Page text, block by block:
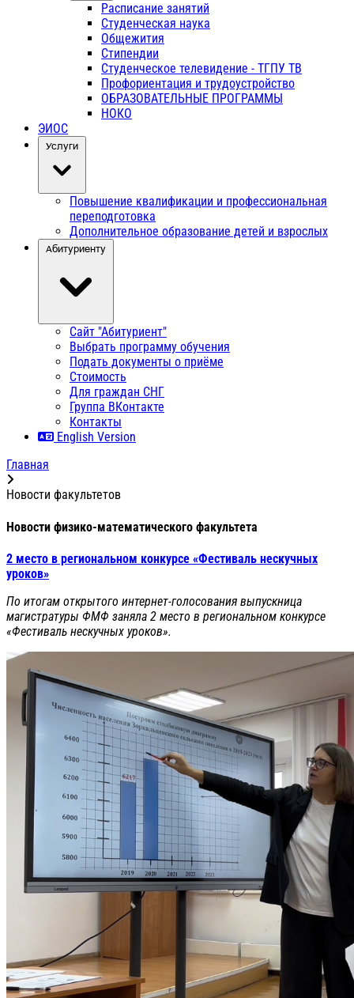
Расписание занятий
Студенческая наука
Общежития
Стипендии
Студенческое телевидение - ТГПУ ТВ
Профориентация и трудоустройство
ОБРАЗОВАТЕЛЬНЫЕ ПРОГРАММЫ
НОКО
ЭИОС
Услуги
Повышение квалификации и профессиональная
переподготовка
Дополнительное образование детей и взрослых
Абитуриенту
Сайт "Абитуриент"
Выбрать программу обучения
Подать документы о приёме
Стоимость
Для граждан СНГ
Группа ВКонтакте
Контакты
English Version
Главная
Новости факультетов
Новости физико-математического факультета
2 место в региональном конкурсе «Фестиваль нескучных
уроков»
По итогам открытого интернет-голосования выпускница
магистратуры ФМФ заняла 2 место в региональном конкурсе
«Фестиваль нескучных уроков».